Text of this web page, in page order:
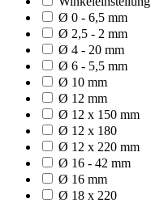
Ø 0 - 6,5 mm
Ø 2,5 - 2 mm
Ø 4 - 20 mm
Ø 6 - 5,5 mm
Ø 10 mm
Ø 12 mm
Ø 12 x 150 mm
Ø 12 x 180
Ø 12 x 220 mm
Ø 16 - 42 mm
Ø 16 mm
Ø 18 x 220